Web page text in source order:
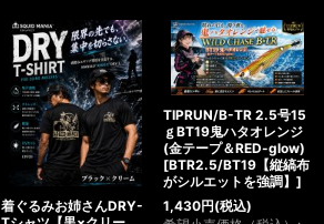
着ぐるみお姉さんDRY-
TIPRUN/B-TR 2.5号15
ｇBT19鬼ハタオレンジ
(金テープ＆RED-glow)
[BTR2.5/BT19【縦縞布
がシルエットを強調】 ]
1,430円(税込)